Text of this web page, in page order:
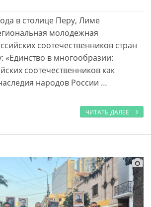
в столице Перу, Лиме
молодежная
соотечественников стран
«Единство в многообразии:
соотечественников как
народов России …
ЧИТАТЬ ДАЛЕЕ